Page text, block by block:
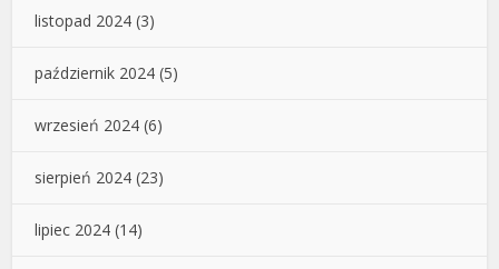
listopad 2024 (3)
październik 2024 (5)
wrzesień 2024 (6)
sierpień 2024 (23)
lipiec 2024 (14)